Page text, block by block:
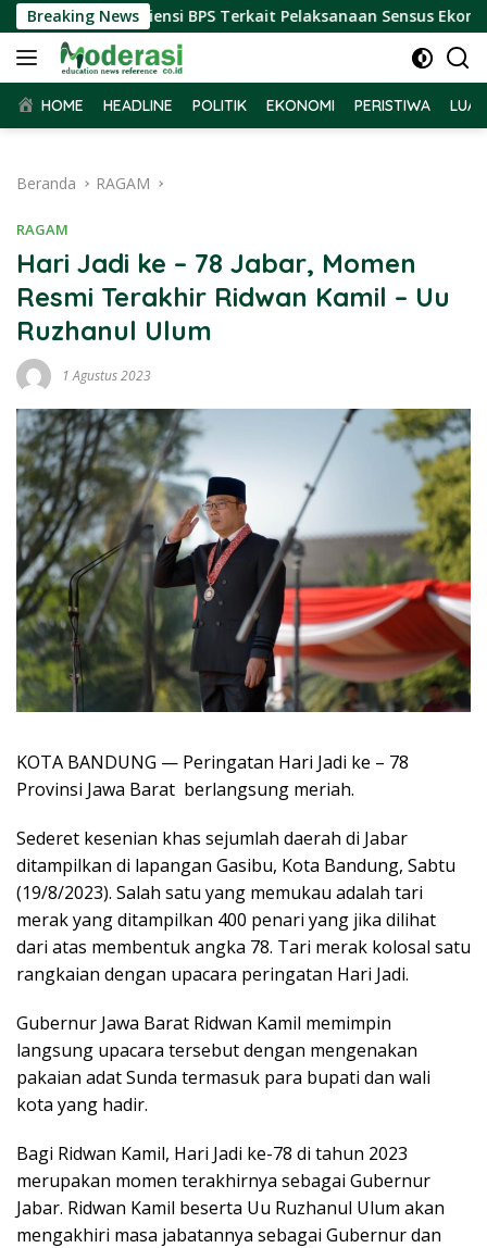
Langsung
ke
konten
Breaking News
Terima Audiensi BPS Terkait Pelaksanaan Sensus Ekonomi
HOME HEADLINE POLITIK EKONOMI PERISTIWA
Beranda RAGAM
RAGAM
Hari Jadi ke – 78 Jabar, Momen
Resmi Terakhir Ridwan Kamil – Uu
Ruzhanul Ulum
1 Agustus 2023
KOTA BANDUNG — Peringatan Hari Jadi ke – 78
Provinsi Jawa Barat berlangsung meriah.
Sederet kesenian khas sejumlah daerah di Jabar
ditampilkan di lapangan Gasibu, Kota Bandung, Sabtu
(19/8/2023). Salah satu yang memukau adalah tari
merak yang ditampilkan 400 penari yang jika dilihat
dari atas membentuk angka 78. Tari merak kolosal satu
rangkaian dengan upacara peringatan Hari Jadi.
Gubernur Jawa Barat Ridwan Kamil memimpin
langsung upacara tersebut dengan mengenakan
pakaian adat Sunda termasuk para bupati dan wali
kota yang hadir.
Bagi Ridwan Kamil, Hari Jadi ke-78 di tahun 2023
merupakan momen terakhirnya sebagai Gubernur
Jabar. Ridwan Kamil beserta Uu Ruzhanul Ulum akan
mengakhiri masa jabatannya sebagai Gubernur dan